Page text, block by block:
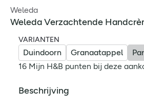
Weleda
Weleda Verzachtende
VARIANTEN
Duindoorn Granaatappel
16 Mijn H&B punten bij deze
Beschrijving